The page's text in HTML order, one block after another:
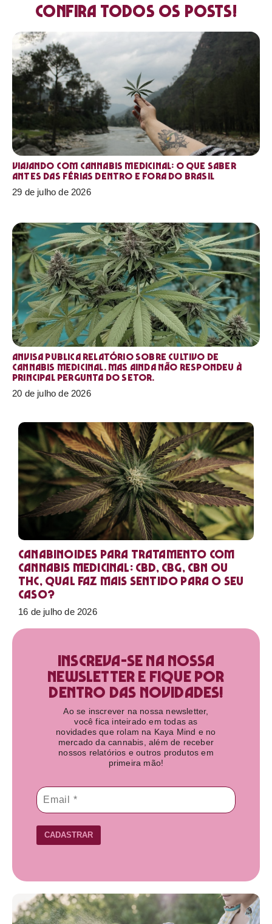
Confira todos os posts!
Viajando com cannabis medicinal: o que saber
antes das férias dentro e fora do Brasil
29 de julho de 2026
Anvisa publica relatório sobre cultivo de
Cannabis medicinal. Mas ainda não respondeu à
principal pergunta do setor.
20 de julho de 2026
Canabinoides para tratamento com
cannabis medicinal: CBD, CBG, CBN ou
THC, qual faz mais sentido para o seu
caso?
16 de julho de 2026
Inscreva-se na nossa
newsletter e fique por
dentro das novidades!​
Ao se inscrever na nossa newsletter,
você fica inteirado em todas as
novidades que rolam na Kaya Mind e no
mercado da cannabis, além de receber
nossos relatórios e outros produtos em
primeira mão!
CADASTRAR